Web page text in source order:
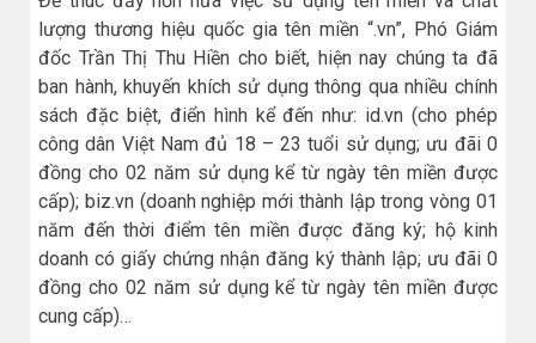
lượng thương hiệu quốc gia tên miền “.vn”, Phó Giám
đốc Trần Thị Thu Hiền cho biết, hiện nay chúng ta đã
ban hành, khuyến khích sử dụng thông qua nhiều chính
sách đặc biệt, điển hình kể đến như: id.vn (cho phép
công dân Việt Nam đủ 18 – 23 tuổi sử dụng; ưu đãi 0
đồng cho 02 năm sử dụng kể từ ngày tên miền được
cấp); biz.vn (doanh nghiệp mới thành lập trong vòng 01
năm đến thời điểm tên miền được đăng ký; hộ kinh
doanh có giấy chứng nhận đăng ký thành lập; ưu đãi 0
đồng cho 02 năm sử dụng kể từ ngày tên miền được
cung cấp)…